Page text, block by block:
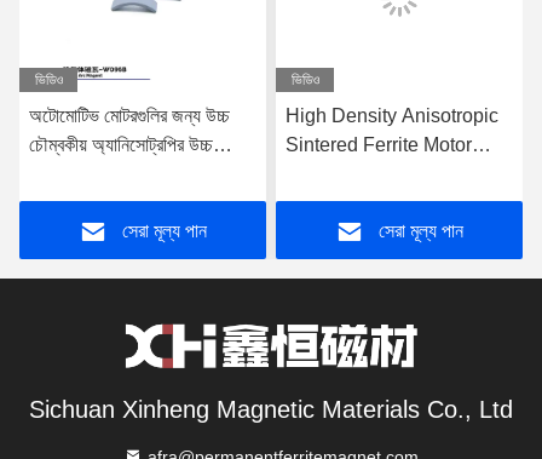
ভিডিও
অটোমোটিভ মোটরগুলির জন্য উচ্চ
চৌম্বকীয় অ্যানিসোট্রপির উচ্চ
সাথে সিন্টারযুক্ত কার ফেরিট চৌম্বক
সেরা মূল্য পান
ভিডিও
High Density Anisotropic
Sintered Ferrite Motor
Automotive and Window
Motors
সেরা মূল্য পান
Sichuan Xinheng Magnetic Materials Co., Ltd